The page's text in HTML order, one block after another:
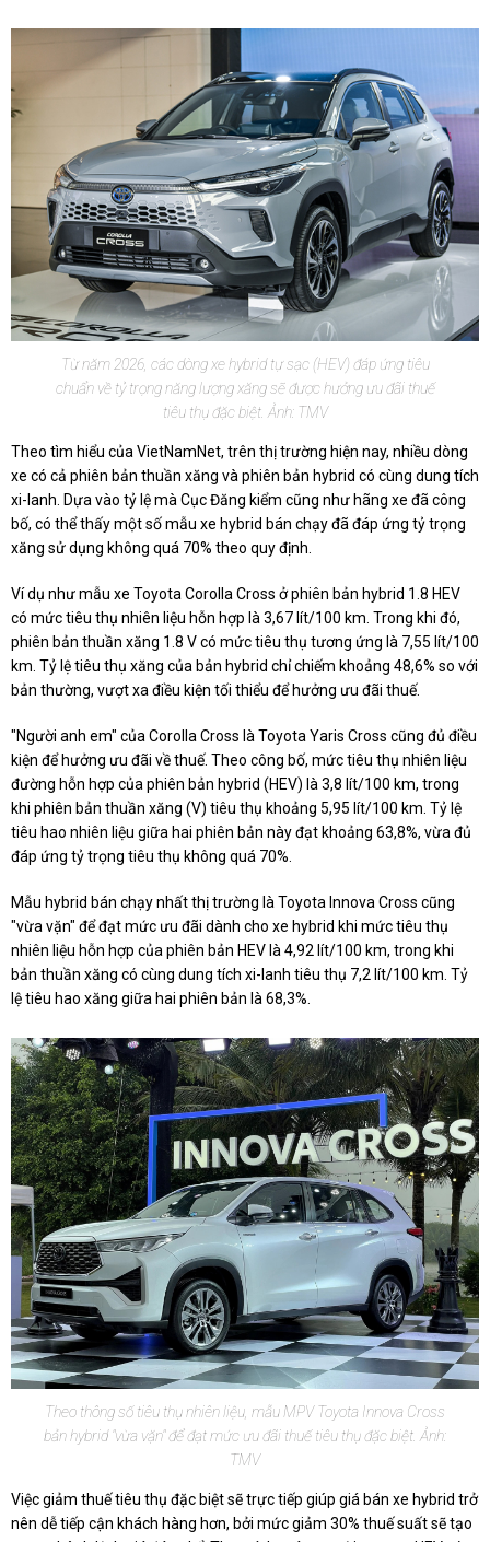
Từ năm 2026, các dòng xe hybrid tự sạc (HEV) đáp ứng tiêu
chuẩn về tỷ trọng năng lượng xăng sẽ được hưởng ưu đãi thuế
tiêu thụ đặc biệt. Ảnh: TMV
Theo tìm hiểu của VietNamNet, trên thị trường hiện nay, nhiều dòng
xe có cả phiên bản thuần xăng và phiên bản hybrid có cùng dung tích
xi-lanh. Dựa vào tỷ lệ mà Cục Đăng kiểm cũng như hãng xe đã công
bố, có thể thấy một số mẫu xe hybrid bán chạy đã đáp ứng tỷ trọng
xăng sử dụng không quá 70% theo quy định.
Ví dụ như mẫu xe Toyota Corolla Cross ở phiên bản hybrid 1.8 HEV
có mức tiêu thụ nhiên liệu hỗn hợp là 3,67 lít/100 km. Trong khi đó,
phiên bản thuần xăng 1.8 V có mức tiêu thụ tương ứng là 7,55 lít/100
km. Tỷ lệ tiêu thụ xăng của bản hybrid chỉ chiếm khoảng 48,6% so với
bản thường, vượt xa điều kiện tối thiểu để hưởng ưu đãi thuế.
"Người anh em" của Corolla Cross là Toyota Yaris Cross cũng đủ điều
kiện để hưởng ưu đãi về thuế. Theo công bố, mức tiêu thụ nhiên liệu
đường hỗn hợp của phiên bản hybrid (HEV) là 3,8 lít/100 km, trong
khi phiên bản thuần xăng (V) tiêu thụ khoảng 5,95 lít/100 km. Tỷ lệ
tiêu hao nhiên liệu giữa hai phiên bản này đạt khoảng 63,8%, vừa đủ
đáp ứng tỷ trọng tiêu thụ không quá 70%.
Mẫu hybrid bán chạy nhất thị trường là Toyota Innova Cross cũng
"vừa vặn" để đạt mức ưu đãi dành cho xe hybrid khi mức tiêu thụ
nhiên liệu hỗn hợp của phiên bản HEV là 4,92 lít/100 km, trong khi
bản thuần xăng có cùng dung tích xi-lanh tiêu thụ 7,2 lít/100 km. Tỷ
lệ tiêu hao xăng giữa hai phiên bản là 68,3%.
Theo thông số tiêu thụ nhiên liệu, mẫu MPV Toyota Innova Cross
bản hybrid "vừa vặn" để đạt mức ưu đãi thuế tiêu thụ đặc biệt. Ảnh:
TMV
Việc giảm thuế tiêu thụ đặc biệt sẽ trực tiếp giúp giá bán xe hybrid trở
nên dễ tiếp cận khách hàng hơn, bởi mức giảm 30% thuế suất sẽ tạo